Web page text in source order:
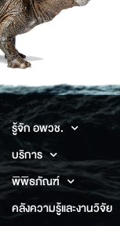
รู้จัก อพวช.
บริการ
พิพิธภัณฑ์
คลังความรู้และงานวิจัย